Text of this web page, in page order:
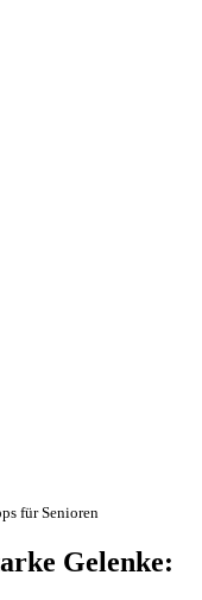
für Senioren
Gelenke: